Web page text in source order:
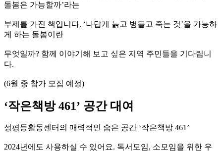
돌봄은 가능할까’라는
부제를 가진 책입니다. ‘나답게 늙고 병들고 죽는 것’을 가능하
게 하는 돌봄이란
무엇일까? 함께 이야기해 보고 싶은 지역 주민들을 기다립니
다.
(6월 중 참가 모집 예정)
‘작은책방461’ 공간 대여
성평등활동센터의 매력적인 숨은 공간 ‘작은책방 461’
2024년에도 사용하실 수 있어요. 독서모임, 소모임을 위한 우